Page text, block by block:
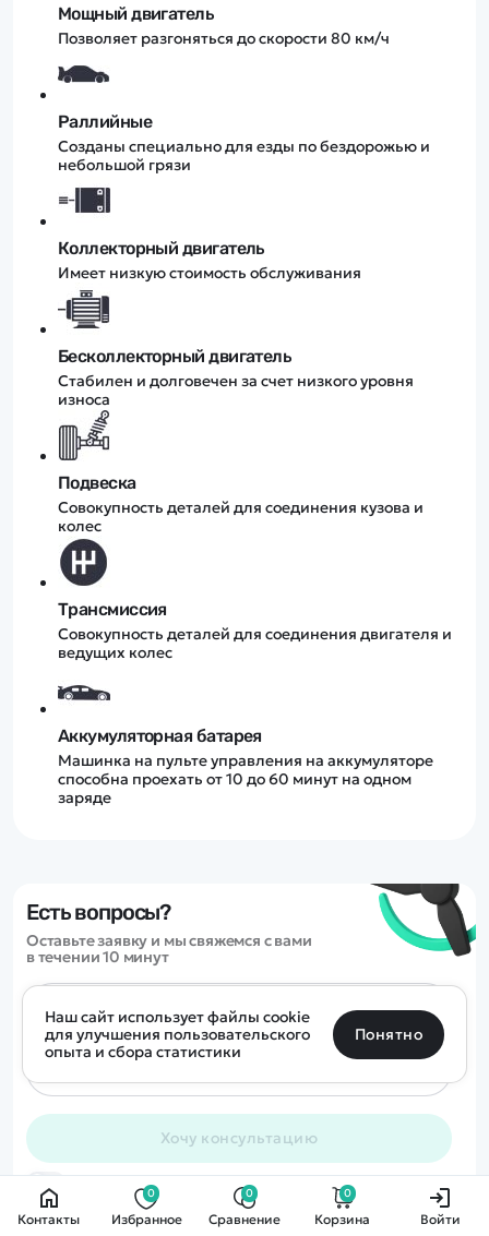
Мощный двигатель
Позволяет разгоняться до скорости 80 км/ч
Раллийные
Созданы специально для езды по бездорожью и
небольшой грязи
Коллекторный двигатель
Имеет низкую стоимость обслуживания
Бесколлекторный двигатель
Стабилен и долговечен за счет низкого уровня
износа
Подвеска
Совокупность деталей для соединения кузова и
колес
Трансмиссия
Совокупность деталей для соединения двигателя и
ведущих колес
Аккумуляторная батарея
Машинка на пульте управления на аккумуляторе
способна проехать от 10 до 60 минут на одном
заряде
Есть вопросы?
Оставьте заявку и мы свяжемся с вами
в течении 10 минут
Хочу консультацию
Cогласие на обработку персональных данных
0 товаров Очистить
Контакты
0
Избранное
0
Сравнение
0
Корзина Войти
Определить местоположение
Санкт-Петербург Москва Майкоп Уфа
Все подборки
Ещё более 300 населённых пунктов
Воспользуйтесь поиском, чтобы найти нужный
Наш сайт использует файлы cookie
для улучшения пользовательского
опыта и сбора статистики
Понятно